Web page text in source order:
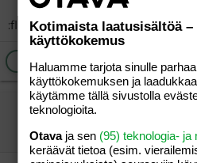
:flower: :flower:
Ilmoita asiaton viesti
HIRMUJERMU
Kotimaista laatusisältöä
käyttökokemus
Haluamme tarjota sinulle
käyttökokemuksen ja
käytämme tällä sivustolla
teknologioita.
Otavaja sen (95) teknologia- ja
keräävät tietoa (esim.